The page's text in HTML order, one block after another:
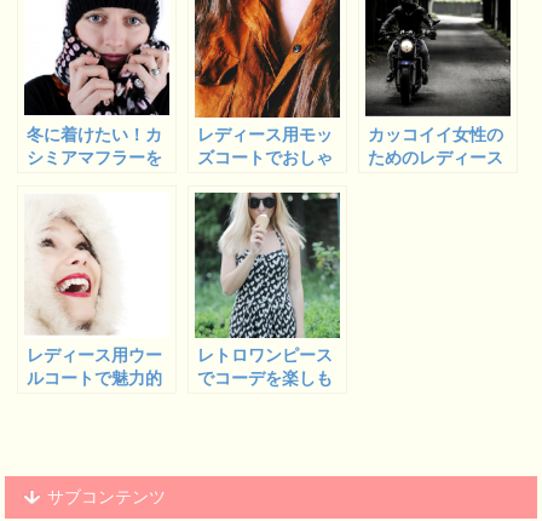
冬に着けたい！カ
シミアマフラーを
レディース用モッ
ズコートでおしゃ
カッコイイ女性の
ためのレディース
レディース用ウー
ルコートで魅力的
レトロワンピース
でコーデを楽しも
サブコンテンツ